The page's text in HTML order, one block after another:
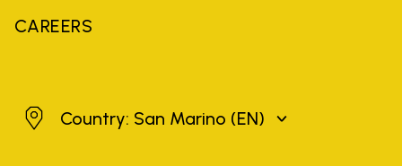
CAREERS
San Marino
Country: San Marino (EN)